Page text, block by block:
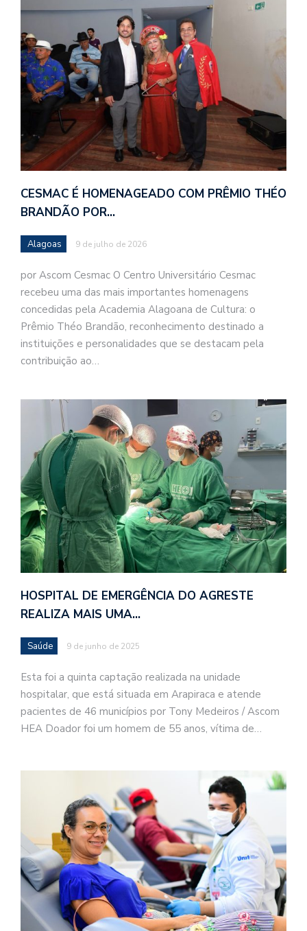
CESMAC É HOMENAGEADO COM PRÊMIO THÉO
BRANDÃO POR…
Alagoas 9 de julho de 2026
por Ascom Cesmac O Centro Universitário Cesmac
recebeu uma das mais importantes homenagens
concedidas pela Academia Alagoana de Cultura: o
Prêmio Théo Brandão, reconhecimento destinado a
instituições e personalidades que se destacam pela
contribuição ao…
HOSPITAL DE EMERGÊNCIA DO AGRESTE
REALIZA MAIS UMA…
Saúde 9 de junho de 2025
Esta foi a quinta captação realizada na unidade
hospitalar, que está situada em Arapiraca e atende
pacientes de 46 municípios por Tony Medeiros / Ascom
HEA Doador foi um homem de 55 anos, vítima de…